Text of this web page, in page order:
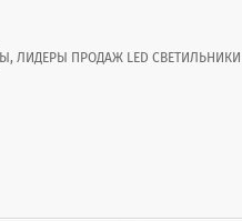
ЛИДЕРЫ ПРОДАЖ LED СВЕТИЛЬНИКИ